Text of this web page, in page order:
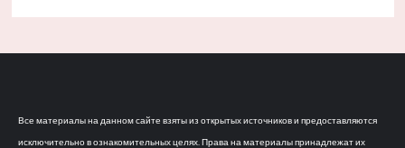
Все материалы на данном сайте взяты из открытых источников и предоставляются
исключительно в ознакомительных целях. Права на материалы принадлежат их